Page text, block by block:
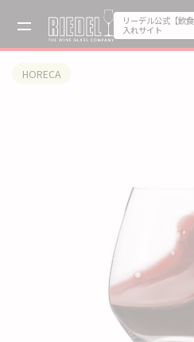
リーデル公式【飲
入れサイト
HORECA